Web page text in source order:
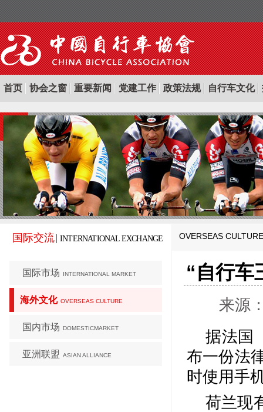
首页 协会之窗 重要新闻 党建工作 政策法规 自行车文化
国际交流 INTERNATIONAL EXCHANGE
国际市场 INTERNATIONAL MARKET
海外文化 OVERSEAS CULTURE
国内市场 DOMESTICMARKET
亚洲联盟 ASIAN ALLIANCE
OVERSEAS
“自行车
来源
据法国
布一份法
时使用手
荷兰现